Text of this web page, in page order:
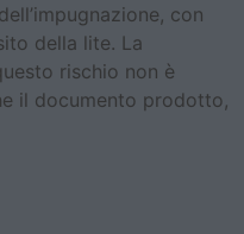
con
della lite. La
rischio non è
il documento prodotto,